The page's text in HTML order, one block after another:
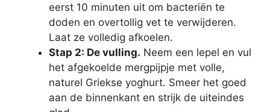
eerst 10 minuten uit om bacteriën te
doden en overtollig vet te verwijderen.
Laat ze volledig afkoelen.
Stap 2: De vulling. Neem een lepel en vul
het afgekoelde mergpijpje met volle,
naturel Griekse yoghurt. Smeer het goed
aan de binnenkant en strijk de uiteindes